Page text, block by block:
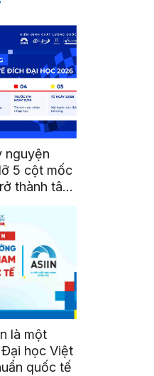
nguyện
5 cột mốc
thành tân
là một
học Việt
quốc tế